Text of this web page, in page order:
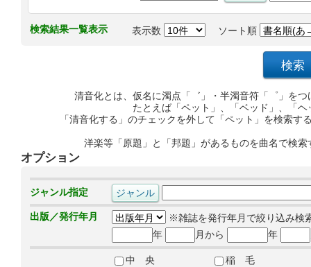
検索結果一覧表示 表示数 ソート順
清音化とは、仮名に濁点「゛」・半濁音符「゜」を
たとえば「ペット」、「ベッド」、「
「清音化する」のチェックを外して「ペット」を検索
洋楽等「原題」と「邦題」があるものを曲名で検
オプション
ジャンル指定
出版／発行年月
※雑誌を発行年月で絞り込み検
年
月から 年
中 央
稲 毛